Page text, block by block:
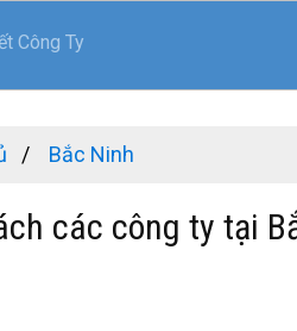
Công Ty
Bắc Ninh
các công ty tại